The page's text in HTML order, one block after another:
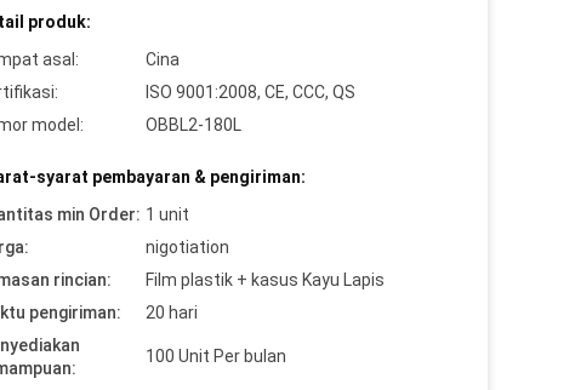
produk:
asal:
Cina
ISO 9001:2008, CE, CCC, QS
model:
OBBL2-180L
syarat pembayaran & pengiriman:
min Order: 1 unit
nigotiation
rincian:
Film plastik + kasus Kayu Lapis
pengiriman:
20 hari
100 Unit Per bulan